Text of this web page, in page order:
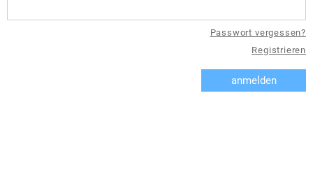
Passwort vergessen?
Registrieren
anmelden